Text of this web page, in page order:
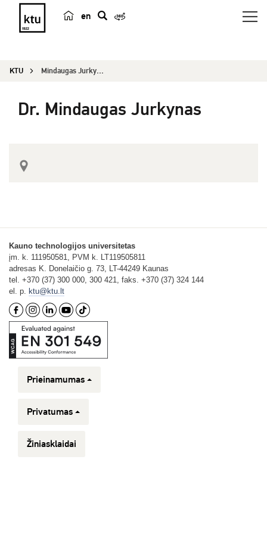
en
e
a
KTU Mindaugas Jurkynas
Dr. Mindaugas Jurkynas
Kauno technologijos universitetas
įm. k. 111950581, PVM k. LT119505811
adresas K. Donelaičio g. 73, LT-44249 Kaunas
tel. +370 (37) 300 000, 300 421, faks. +370 (37) 324 144
el. p. ktu@ktu.lt
Prieinamumas
Privatumas
Žiniasklaidai